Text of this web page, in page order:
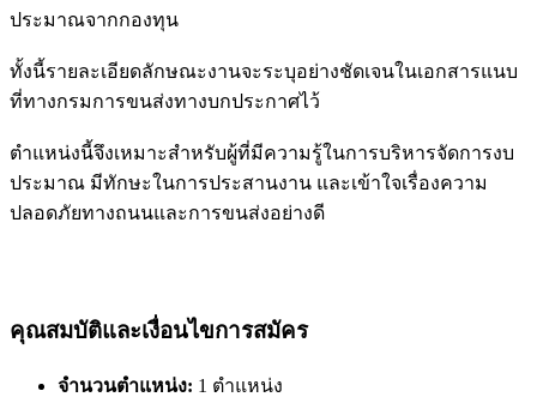
ประมาณจากกองทุน
ทั้งนี้รายละเอียดลักษณะงานจะระบุอย่างชัดเจนในเอกสารแนบ
ที่ทางกรมการขนส่งทางบกประกาศไว้
ตำแหน่งนี้จึงเหมาะสำหรับผู้ที่มีความรู้ในการบริหารจัดการงบ
ประมาณ มีทักษะในการประสานงาน และเข้าใจเรื่องความ
ปลอดภัยทางถนนและการขนส่งอย่างดี
คุณสมบัติและเงื่อนไขการสมัคร
จำนวนตำแหน่ง: 1 ตำแหน่ง